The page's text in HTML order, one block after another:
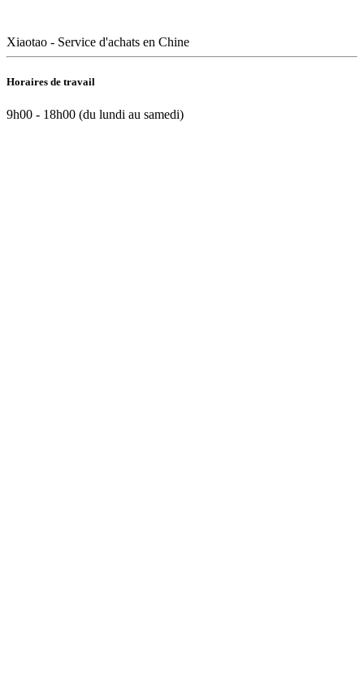
Xiaotao - Service d'achats en Chine
Horaires de travail
9h00 - 18h00 (du lundi au samedi)